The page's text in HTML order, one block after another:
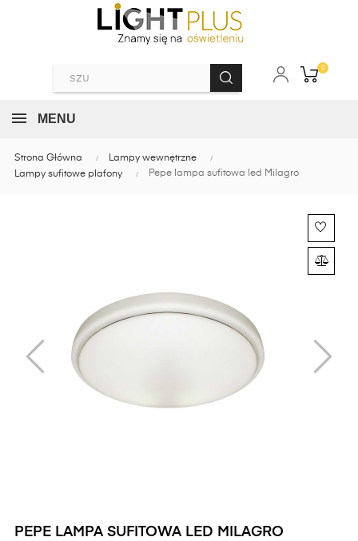
0
MENU
Strona Główna
Lampy wewnętrzne
Lampy sufitowe plafony
Pepe lampa sufitowa led Milagro
PEPE LAMPA SUFITOWA LED MILAGRO